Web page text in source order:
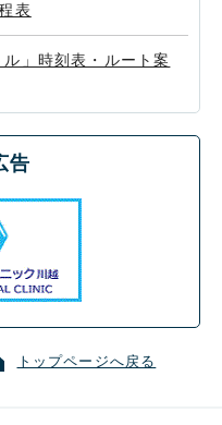
表
」時刻表・ルート案
告
トップページへ戻る